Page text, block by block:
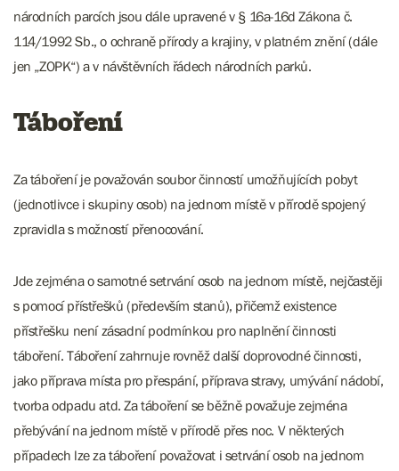
národních parcích jsou dále upravené v § 16a-16d Zákona č.
114/1992 Sb., o ochraně přírody a krajiny, v platném znění (dále
jen „ZOPK“) a v návštěvních řádech národních parků.
Táboření
Za táboření je považován soubor činností umožňujících pobyt
(jednotlivce i skupiny osob) na jednom místě v přírodě spojený
zpravidla s možností přenocování.
Jde zejména o samotné setrvání osob na jednom místě, nejčastěji
s pomocí přístřešků (především stanů), přičemž existence
přístřešku není zásadní podmínkou pro naplnění činnosti
táboření. Táboření zahrnuje rovněž další doprovodné činnosti,
jako příprava místa pro přespání, příprava stravy, umývání nádobí,
tvorba odpadu atd. Za táboření se běžně považuje zejména
přebývání na jednom místě v přírodě přes noc. V některých
případech lze za táboření považovat i setrvání osob na jednom